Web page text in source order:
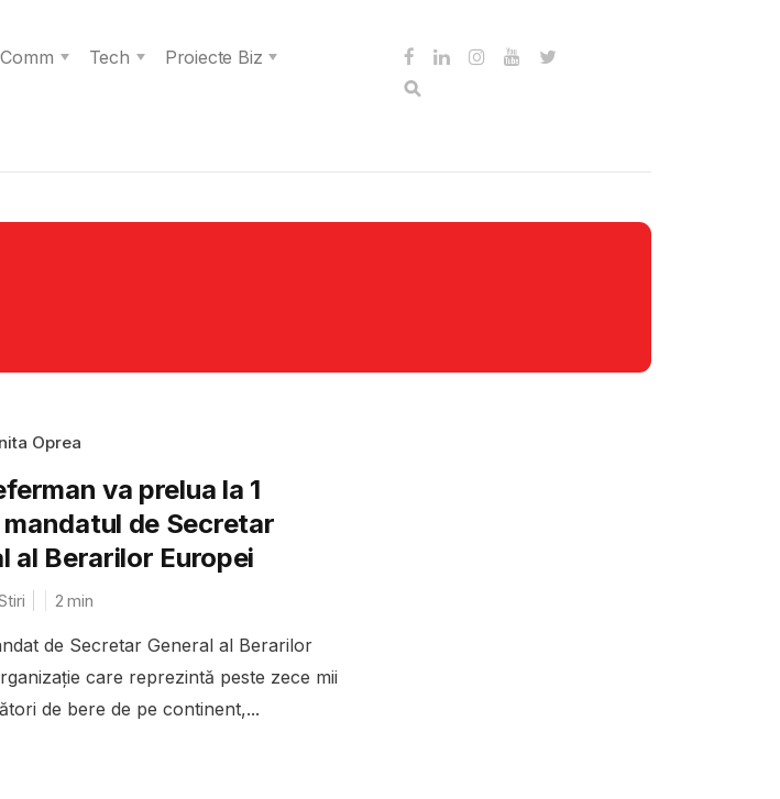
Tech
Proiecte Biz
Oprea
va prelua la 1
de Secretar
al Berarilor Europei
2 min
de Secretar General al Berarilor
care reprezintă peste zece mii
de bere de pe continent,...